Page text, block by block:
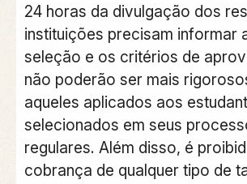
24 horas da divulgação dos
instituições precisam informar
seleção e os critérios de
não poderão ser mais
aqueles aplicados aos
selecionados em seus
regulares. Além disso, é
cobrança de qualquer tipo de